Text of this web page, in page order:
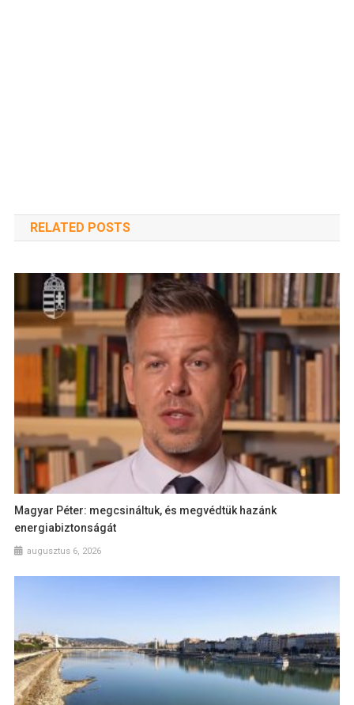
RELATED POSTS
Magyar Péter: megcsináltuk, és megvédtük hazánk
energiabiztonságát
augusztus 6, 2026